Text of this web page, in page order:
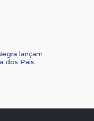
lançam
dos Pais